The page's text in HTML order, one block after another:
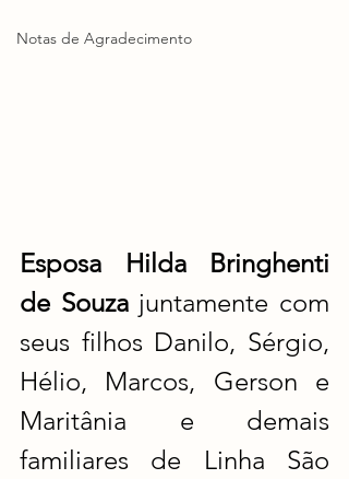
Notas de Agradecimento
Esposa Hilda Bringhenti
de Souza juntamente com
seus filhos Danilo, Sérgio,
Hélio, Marcos, Gerson e
Maritânia e demais
familiares de Linha São